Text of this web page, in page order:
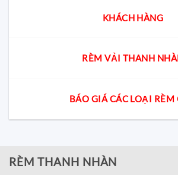
KHÁCH HÀNG
RÈM VẢI THANH
BÁO GIÁ CÁC LOẠI RÈM
RÈM THANH NHÀN